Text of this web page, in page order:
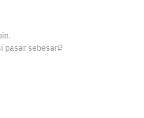
pasar sebesar₽